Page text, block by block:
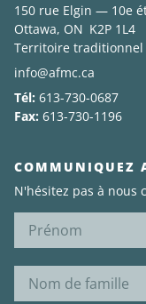
150 rue Elgin — 10e
Ottawa, ON K2P 1L4
Territoire
info@afmc.ca
Tél: 613-730-0687
Fax: 613-730-1196
COMMUNIQUEZ
N'hésitez pas à nous